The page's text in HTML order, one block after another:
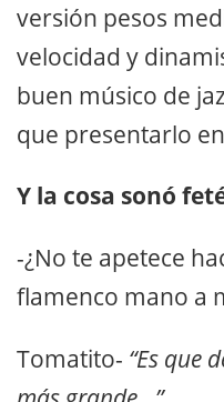
versión pesos
velocidad y
buen músico de
que presentarlo
Y la cosa sonó
-¿No te apetece
flamenco mano a
Tomatito- “Es que